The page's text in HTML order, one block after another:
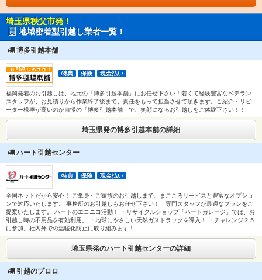
埼玉県秩父市発！
地域密着型引越し業者一覧！
博多引越本舗
特典 保険 現金払い
福岡発着のお引越しは、地元の「博多引越本舗」にお任せ下さい！若くて経験豊富なベテラン
スタッフが、お見積りから作業終了後まで、責任をもって担当させて頂きます。ご紹介・リピ
ーター様率が高いのが自慢の「博多引越本舗」で、笑顔になるお引越しをご体験下さい！！
埼玉県発の博多引越本舗の詳細
ハート引越センター
特典 保険 現金払い
全国ネットだから安心！ ご単身～ご家族のお引越しまで、まごころサービスと豊富なオプショ
ンで対応いたします。 事務所のお引越しもお任せ下さい！ 専門スタッフが最適なプランをご
提案いたします。 ハートのエコニコ活動！ ・リサイクルショップ「ハートガレージ」では、お
引越し時の不用品を有効利用。 ・地球にやさしい天然ガストラックを導入！ ・チャレンジ２５
に参加。社内外での温暖化防止に取り組みます！
埼玉県発のハート引越センターの詳細
引越のプロロ